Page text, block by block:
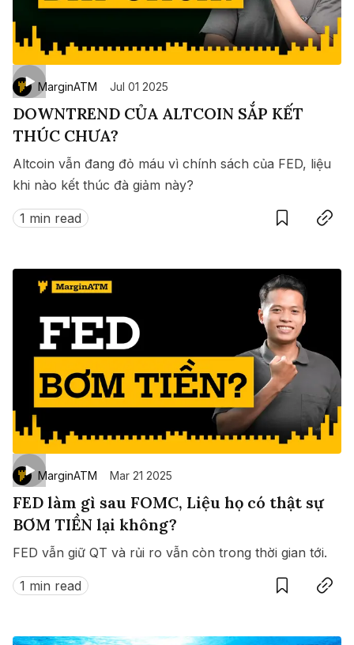
MarginATM Jul 01 2025
DOWNTREND CỦA ALTCOIN SẮP KẾT
THÚC CHƯA?
Altcoin vẫn đang đỏ máu vì chính sách của FED, liệu
khi nào kết thúc đà giảm này?
1 min read
MarginATM Mar 21 2025
FED làm gì sau FOMC, Liệu họ có thật sự
BƠM TIỀN lại không?
FED vẫn giữ QT và rủi ro vẫn còn trong thời gian tới.
1 min read
SaveCopy link